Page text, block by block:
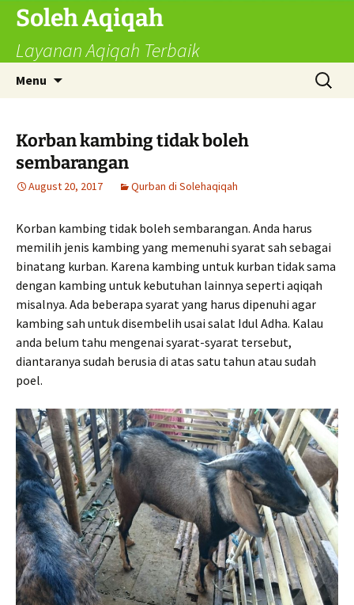
Skip
content
Soleh Aqiqah
Layanan Aqiqah Terbaik
Menu
Search
for:
Korban kambing tidak boleh
sembarangan
August 20, 2017 Qurban di Solehaqiqah
Korban kambing tidak boleh sembarangan. Anda harus
memilih jenis kambing yang memenuhi syarat sah sebagai
binatang kurban. Karena kambing untuk kurban tidak sama
dengan kambing untuk kebutuhan lainnya seperti aqiqah
misalnya. Ada beberapa syarat yang harus dipenuhi agar
kambing sah untuk disembelih usai salat Idul Adha. Kalau
anda belum tahu mengenai syarat-syarat tersebut,
diantaranya sudah berusia di atas satu tahun atau sudah
poel.